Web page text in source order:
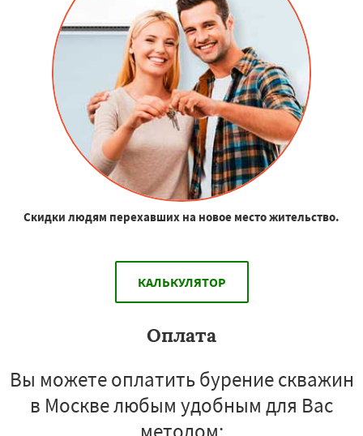
Скидки людям перехавших на новое место жительство.
КАЛЬКУЛЯТОР
Оплата
Вы можете оплатить бурение скважин
в Москве любым удобным для Вас